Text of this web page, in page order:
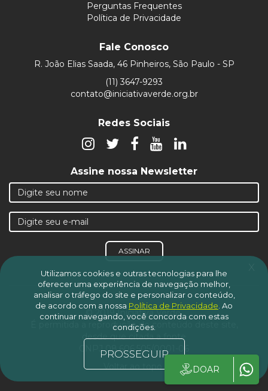
Perguntas Frequentes
Política de Privacidade
Fale Conosco
R. João Elias Saada, 46 Pinheiros, São Paulo - SP
(11) 3647-9293
contato@iniciativaverde.org.br
Redes Sociais
Assine nossa Newsletter
ASSINAR
© 2019 Iniciativa Verde.
É permitida a reprodução do conteúdo deste site,
desde que citada a fonte
CNPJ 08.606.505/0001-06
Voltar ao topo
x
Utilizamos cookies e outras tecnologias para lhe
oferecer uma experiência de navegação melhor,
analisar o tráfego do site e personalizar o conteúdo,
de acordo com a nossa Política de Privacidade Ao
continuar navegando, você concorda com estas
condições.
PROSSEGUIR
DOAR